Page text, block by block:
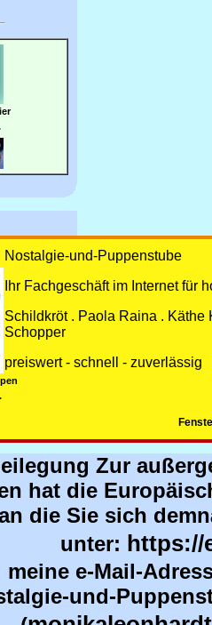
Nostalgie-und-Puppenstube
Ihr Fachgeschäft im Internet für
Schildkröt . Paola Raina . Käthe
Schopper
preiswert - schnell - zuverlässig
Zur
hat die
die Sie sich
unter: https://
meine e-Mail-
und-